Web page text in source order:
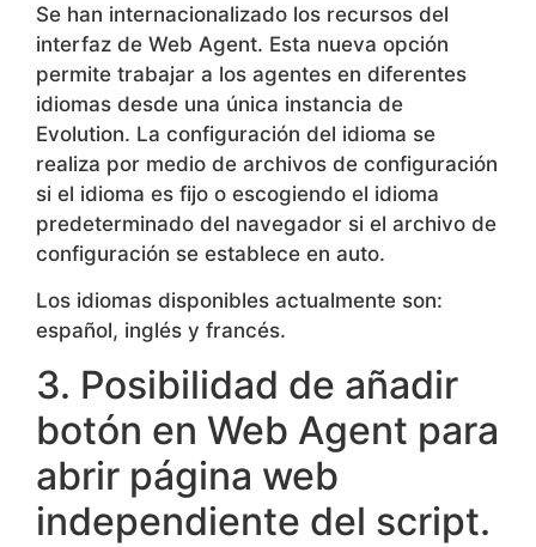
Se han internacionalizado los recursos del
interfaz de Web Agent. Esta nueva opción
permite trabajar a los agentes en diferentes
idiomas desde una única instancia de
Evolution. La configuración del idioma se
realiza por medio de archivos de configuración
si el idioma es fijo o escogiendo el idioma
predeterminado del navegador si el archivo de
configuración se establece en auto.
Los idiomas disponibles actualmente son:
español, inglés y francés.
3. Posibilidad de añadir
botón en Web Agent para
abrir página web
independiente del script.